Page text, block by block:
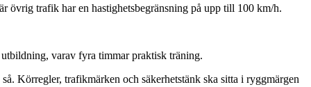
övrig trafik har en hastighetsbegränsning på upp till 100 km/h.
varav fyra timmar praktisk träning.
Körregler, trafikmärken och säkerhetstänk ska sitta i ryggmärgen